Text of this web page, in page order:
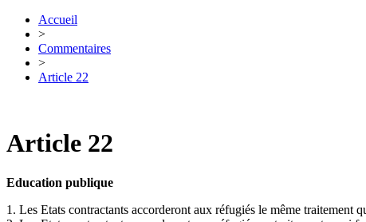
Accueil
>
Commentaires
>
Article 22
Article 22
Education publique
1. Les Etats contractants accorderont aux réfugiés le même traitement